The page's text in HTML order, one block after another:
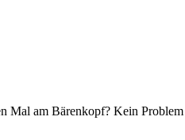
Mal am Bärenkopf? Kein